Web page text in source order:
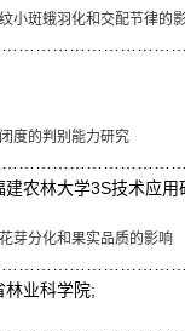
小斑蛾羽化和交配节律的
度的判别能力研究
建农林大学3S技术应用
芽分化和果实品质的影响
林业科学院;